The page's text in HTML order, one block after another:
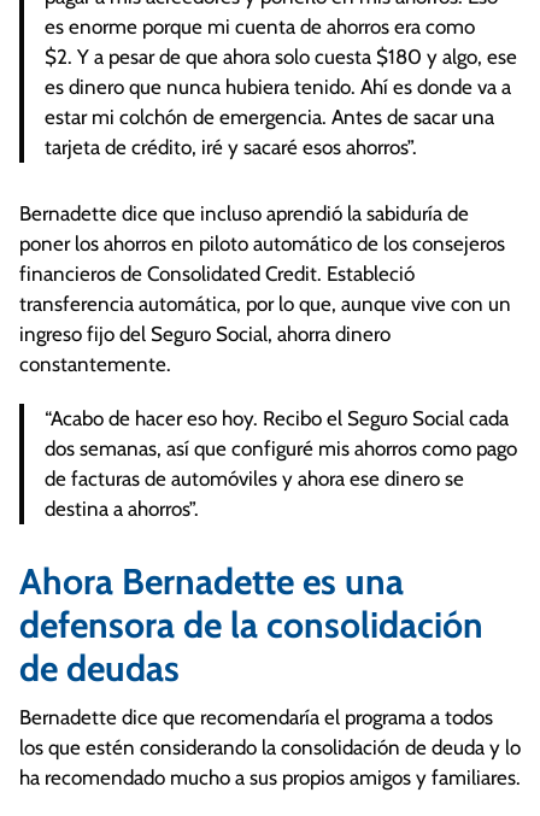
es enorme porque mi cuenta de ahorros era como
$2. Y a pesar de que ahora solo cuesta $180 y algo, ese
es dinero que nunca hubiera tenido. Ahí es donde va a
estar mi colchón de emergencia. Antes de sacar una
tarjeta de crédito, iré y sacaré esos ahorros”.
Bernadette dice que incluso aprendió la sabiduría de
poner los ahorros en piloto automático de los consejeros
financieros de Consolidated Credit. Estableció
transferencia automática, por lo que, aunque vive con un
ingreso fijo del Seguro Social, ahorra dinero
constantemente.
“Acabo de hacer eso hoy. Recibo el Seguro Social cada
dos semanas, así que configuré mis ahorros como pago
de facturas de automóviles y ahora ese dinero se
destina a ahorros”.
Ahora Bernadette es una
defensora de la consolidación
de deudas
Bernadette dice que recomendaría el programa a todos
los que estén considerando la consolidación de deuda y lo
ha recomendado mucho a sus propios amigos y familiares.